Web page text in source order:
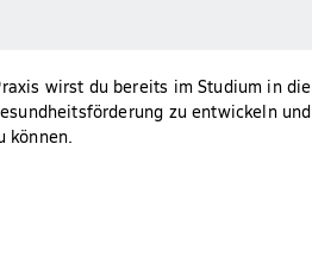
wirst du bereits im Studium in die
zu entwickeln und
können.